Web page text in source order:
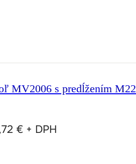
MV2006 s predĺžením
€ + DPH